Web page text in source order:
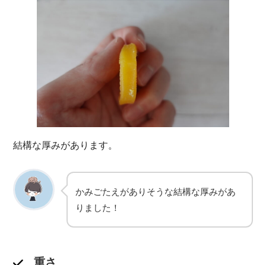
結構な厚みがあります。
かみごたえがありそうな結構な厚みがあ
りました！
重さ